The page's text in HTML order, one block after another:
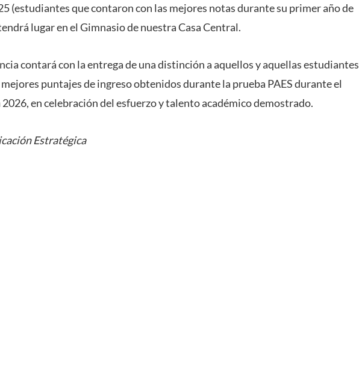
(estudiantes que contaron con las mejores notas durante su primer año de
lugar en el Gimnasio de nuestra Casa Central.
contará con la entrega de una distinción a aquellos y aquellas estudiantes
puntajes de ingreso obtenidos durante la prueba PAES durante el
en celebración del esfuerzo y talento académico demostrado.
Estratégica